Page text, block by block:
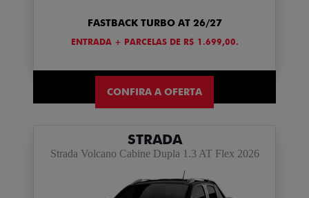
FASTBACK TURBO AT 26/27
ENTRADA + PARCELAS DE R$ 1.699,00.
CONFIRA A OFERTA
STRADA
Strada Volcano Cabine Dupla 1.3 AT Flex 2026